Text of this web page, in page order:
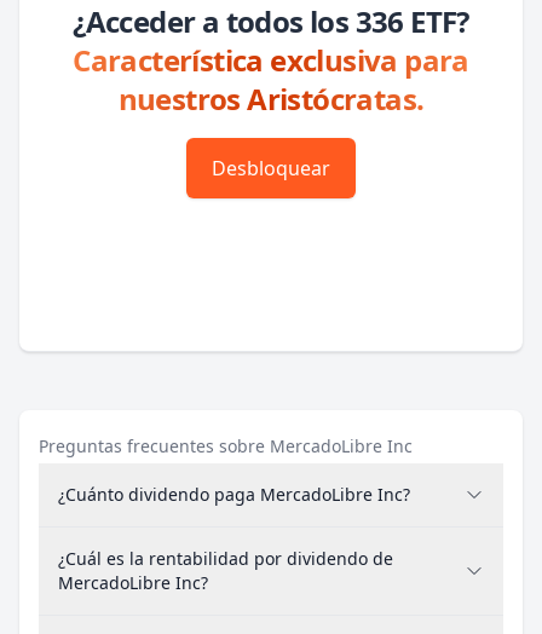
¿Acceder a todos los 336 ETF?
Característica exclusiva para
nuestros Aristócratas.
Desbloquear
Preguntas frecuentes sobre MercadoLibre Inc
¿Cuánto dividendo paga MercadoLibre Inc?
¿Cuál es la rentabilidad por dividendo de
MercadoLibre Inc?